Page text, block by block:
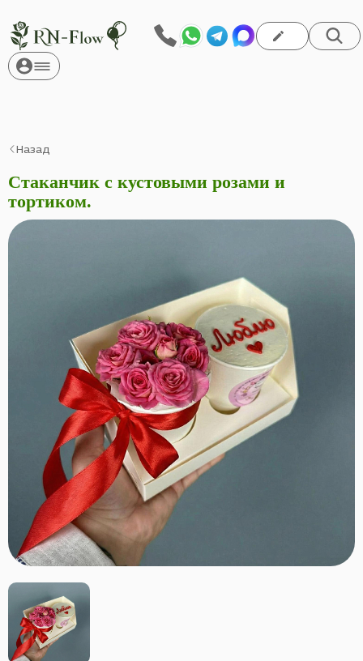
Назад
Стаканчик с кустовыми розами и
тортиком.